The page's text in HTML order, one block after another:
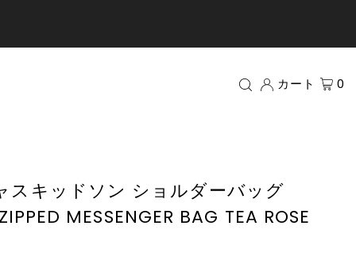
カート 0
キッドソン ショルダーバッグ
MESSENGER BAG TEA ROSE